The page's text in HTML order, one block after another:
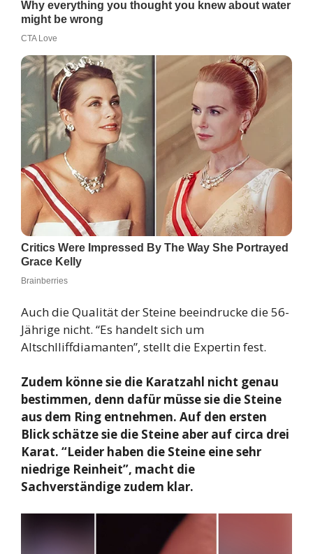
Auch die Qualität der Steine beeindrucke die 56-
Jährige nicht. “Es handelt sich um
Altschlliffdiamanten”, stellt die Expertin fest.
Zudem könne sie die Karatzahl nicht genau
bestimmen, denn dafür müsse sie die Steine
aus dem Ring entnehmen. Auf den ersten
Blick schätze sie die Steine aber auf circa drei
Karat. “Leider haben die Steine eine sehr
niedrige Reinheit”, macht die
Sachverständige zudem klar.